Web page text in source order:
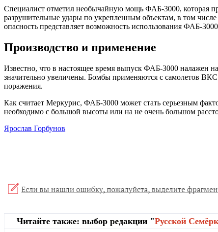
Специалист отметил необычайную мощь ФАБ-3000, которая
разрушительные удары по укрепленным объектам, в том
опасность представляет возможность использования ФАБ-
Производство и применение
Известно, что в настоящее время выпуск ФАБ-3000 налажен
значительно увеличены. Бомбы применяются с самолетов
поражения.
Как считает Меркурис, ФАБ-3000 может стать серьезным
необходимо с большой высоты или на не очень большом
Ярослав Горбунов
Читайте также: выбор редакции "Русской